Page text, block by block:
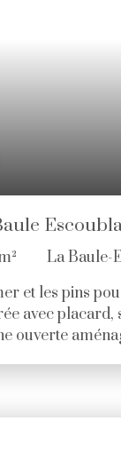
La Baule-
et les pins
avec placard,
ouverte
en